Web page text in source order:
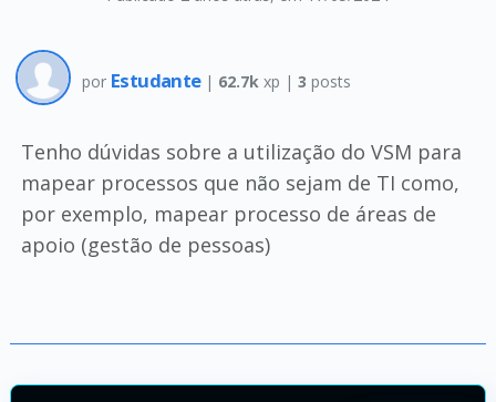
por Estudante | 62.7k xp | 3 posts
Tenho dúvidas sobre a utilização do VSM para
mapear processos que não sejam de TI como,
por exemplo, mapear processo de áreas de
apoio (gestão de pessoas)